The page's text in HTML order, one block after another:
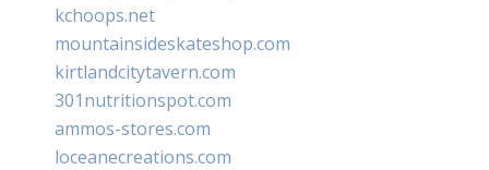
kchoops.net
mountainsideskateshop.com
kirtlandcitytavern.com
301nutritionspot.com
ammos-stores.com
loceanecreations.com